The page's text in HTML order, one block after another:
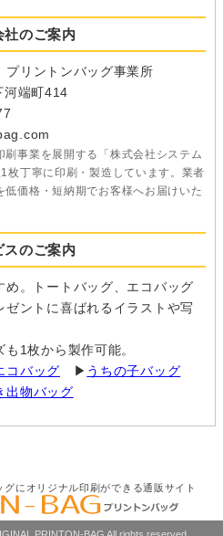
社のご案内
プリントンバッグ事業所
河端町414
事業を展開する「株式会社システム
枚丁寧に印刷・製造しています。業者
価格・短納期でお客様へお届けいた
スのご案内
め。トートバッグ、エコバッグ
ントに喜ばれるイラストや写
1枚から製作可能。
コバッグ ▶ うちの子バッグ
出物バッグ
グにオリジナル印刷ができる通販サイト